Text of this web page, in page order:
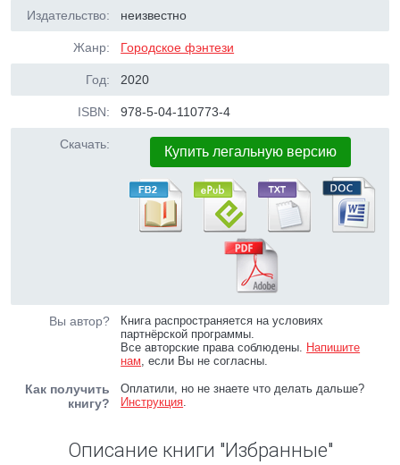
Издательство: неизвестно
Жанр: Городское фэнтези
Год: 2020
ISBN: 978-5-04-110773-4
Скачать: Купить легальную версию
Вы автор?
Книга распространяется на условиях
партнёрской программы.
Все авторские права соблюдены. Напишите
нам, если Вы не согласны.
Как получить
книгу?
Оплатили, но не знаете что делать дальше?
Инструкция.
Описание книги "Избранные"